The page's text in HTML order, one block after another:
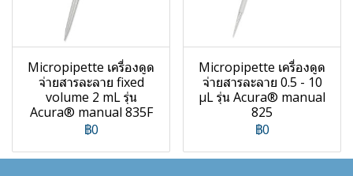
Micropipette เครื่องดูด
จ่ายสารละลาย fixed
volume 2 mL รุ่น
Acura® manual 835F
฿0
Micropipette เครื่องดูด
จ่ายสารละลาย 0.5 - 10
µL รุ่น Acura® manual
825
฿0